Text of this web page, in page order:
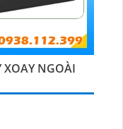
XOAY NGOÀI